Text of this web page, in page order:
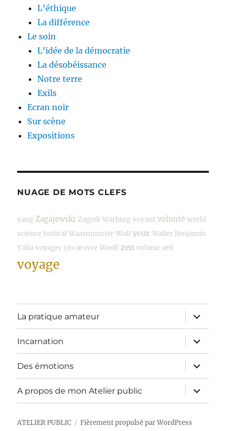
L’éthique
La différence
Le soin
L’idée de la démocratie
La désobéissance
Notre terre
Exils
Ecran noir
Sur scène
Expositions
NUAGE DE MOTS CLEFS
yang Zagajewski Zagreb Warburg voyant volonté world
science festival Waasmunster Wolf yeux Walter Benjamin
Yalta voyager yin œuvre Woolf zen volume œil
voyage
La pratique amateur
ouvrir
le
sous-
menu
Incarnation
ouvrir
le
sous-
menu
Des émotions
ouvrir
le
sous-
menu
A propos de mon Atelier public
ouvrir
le
sous-
ATELIER PUBLIC Fièrement propulsé par WordPress